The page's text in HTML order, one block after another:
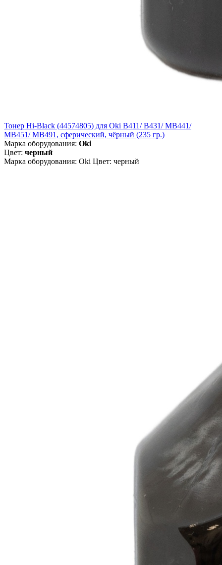
Тонер Hi-Black (44574805) для Oki B411/ B431/ MB441/
MB451/ MB491, сферический, чёрный (235 гр.)
Марка оборудования: Oki
Цвет: черный
Марка оборудования: Oki Цвет: черный